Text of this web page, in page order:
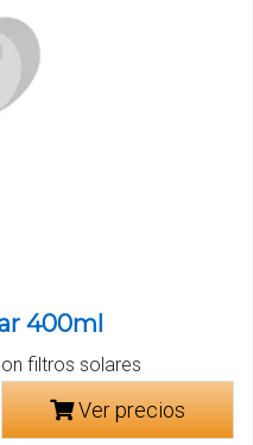
400ml
filtros solares
Ver precios